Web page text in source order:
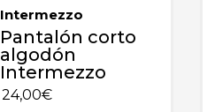
Intermezzo
Pantalón corto
algodón
Intermezzo
24,00€